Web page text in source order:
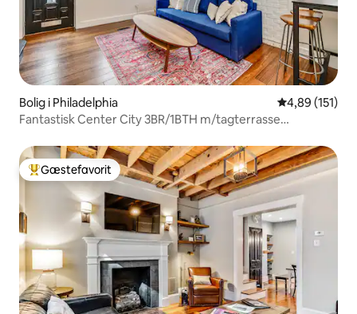
Bolig i Philadelphia 4,89 ud af 5 i
4,89 (151)
Fantastisk Center City 3BR/1BTH m/tagterrasse
Bedste gæstefavorit
Gæstefavorit